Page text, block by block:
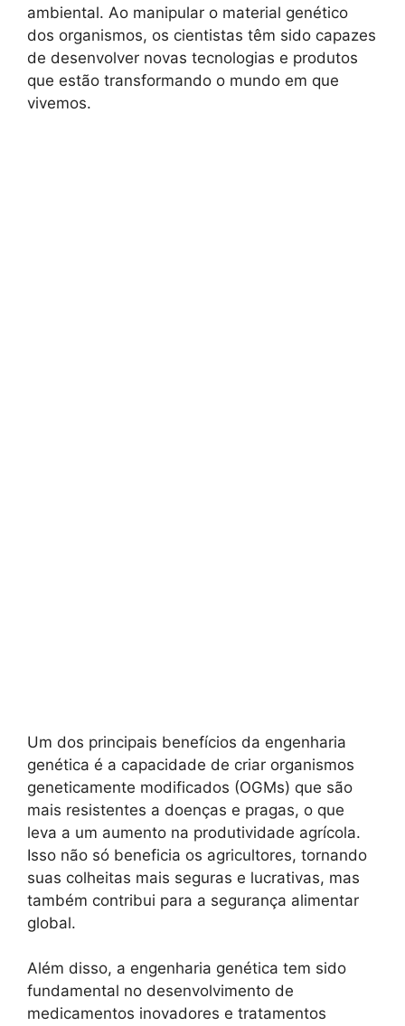
ambiental. Ao manipular o material genético
dos organismos, os cientistas têm sido capazes
de desenvolver novas tecnologias e produtos
que estão transformando o mundo em que
vivemos.
Um dos principais benefícios da engenharia
genética é a capacidade de criar organismos
geneticamente modificados (OGMs) que são
mais resistentes a doenças e pragas, o que
leva a um aumento na produtividade agrícola.
Isso não só beneficia os agricultores, tornando
suas colheitas mais seguras e lucrativas, mas
também contribui para a segurança alimentar
global.
Além disso, a engenharia genética tem sido
fundamental no desenvolvimento de
medicamentos inovadores e tratamentos